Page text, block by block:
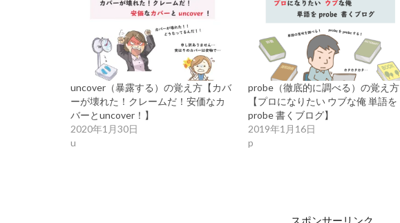
uncover（暴露する）の覚え方【カバ
ーが壊れた！クレームだ！安価なカ
バーとuncover！】
2020年1月30日
u
probe（徹底的に調べる）の覚え方
【プロになりたい ウブな俺 単語を
probe 書くブログ】
2019年1月16日
p
スポンサーリンク